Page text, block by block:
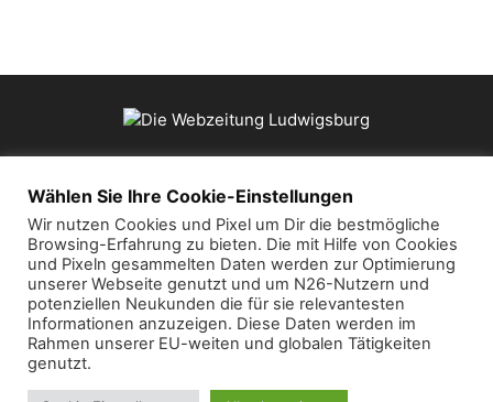
ÜBER UNS
Kontaktieren Sie uns:mail@die-webzeitung.de
FOLGEN SIE UNS
Wählen Sie Ihre Cookie-Einstellungen
Wir nutzen Cookies und Pixel um Dir die bestmögliche
Browsing-Erfahrung zu bieten. Die mit Hilfe von Cookies
und Pixeln gesammelten Daten werden zur Optimierung
unserer Webseite genutzt und um N26-Nutzern und
potenziellen Neukunden die für sie relevantesten
Informationen anzuzeigen. Diese Daten werden im
Rahmen unserer EU-weiten und globalen Tätigkeiten
genutzt.